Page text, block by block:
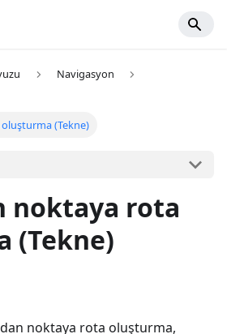
Navigasyon
(Tekne)
noktaya rota
(Tekne)
noktaya rota oluşturma,